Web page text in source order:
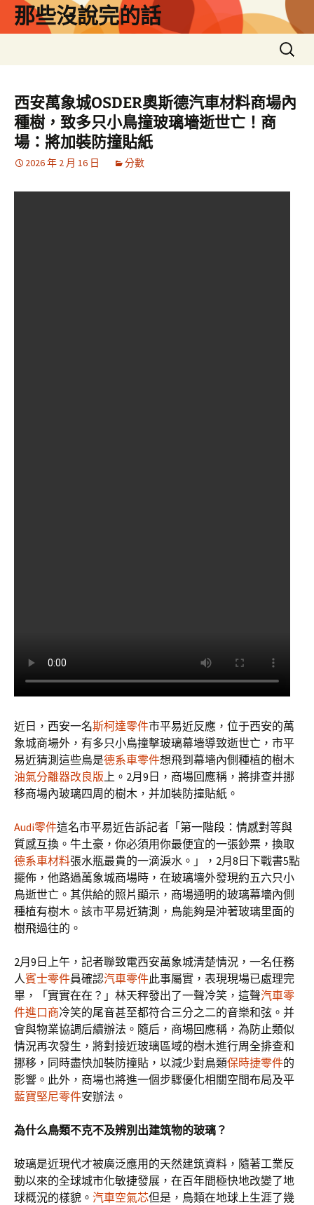
那些沒說完的話
搜
尋
鍵
字:
西安萬象城OSDER奧斯德汽車材料商場內
種樹，致多只小鳥撞玻璃墻逝世亡！商
場：將加裝防撞貼紙
2026 年 2 月 16 日 分數
近日，西安一名斯柯達零件市平易近反應，位于西安的萬
象城商場外，有多只小鳥撞擊玻璃幕墻導致逝世亡，市平
易近猜測這些鳥是德系車零件想飛到幕墻內側種植的樹木
油氣分離器改良版上。2月9日，商場回應稱，將排查并挪
移商場內玻璃四周的樹木，并加裝防撞貼紙。
Audi零件這名市平易近告訴記者「第一階段：情感對等與
質感互換。牛土豪，你必須用你最便宜的一張鈔票，換取
德系車材料張水瓶最貴的一滴淚水。」，2月8日下戰書5點
擺佈，他路過萬象城商場時，在玻璃墻外發現約五六只小
鳥逝世亡。其供給的照片顯示，商場通明的玻璃幕墻內側
種植有樹木。該市平易近猜測，鳥能夠是沖著玻璃里面的
樹飛過往的。
2月9日上午，記者聯致電西安萬象城清楚情況，一名任務
人賓士零件員確認汽車零件此事屬實，表現現場已處理完
畢，「實實在在？」林天秤發出了一聲冷笑，這聲汽車零
件進口商冷笑的尾音甚至都符合三分之二的音樂和弦。并
會與物業協調后續辦法。隨后，商場回應稱，為防止類似
情況再次發生，將對接近玻璃區域的樹木進行周全排查和
挪移，同時盡快加裝防撞貼，以減少對鳥類保時捷零件的
影響。此外，商場也將進一個步驟優化相關空間布局及平
藍寶堅尼零件安辦法。
為什么鳥類不克不及辨別出建筑物的玻璃？
玻璃是近現代才被廣泛應用的天然建筑資料，隨著工業反
動以來的全球城市化敏捷發展，在百年間極快地改變了地
球概況的樣貌。 汽車空氣芯但是，鳥類在地球上生涯了幾